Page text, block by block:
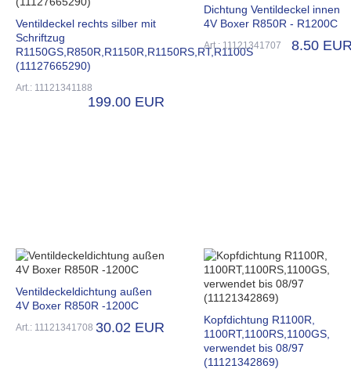
Ventildeckel rechts silber mit
Schriftzug
R1150GS,R850R,R1150R,R1150RS,RT,R1100S
(11127665290)
Art.: 11121341188
199.00 EUR
Dichtung Ventildeckel innen
4V Boxer R850R - R1200C
Art.: 11121341707 8.50
Ventildeckeldichtung außen
4V Boxer R850R -1200C
Art.: 11121341708 30.02 EUR
Kopfdichtung R1100R,
1100RT,1100RS,1100GS,
verwendet bis 08/97
(11121342869)